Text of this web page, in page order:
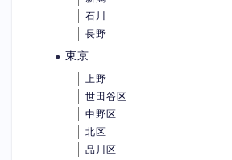
石川
長野
東京
上野
世田谷区
中野区
北区
品川区